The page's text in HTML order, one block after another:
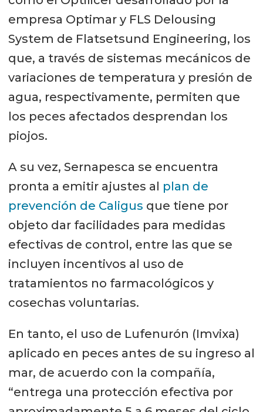
empresa Optimar y FLS Delousing
System de Flatsetsund Engineering, los
que, a través de sistemas mecánicos de
variaciones de temperatura y presión de
agua, respectivamente, permiten que
los peces afectados desprendan los
piojos.
A su vez, Sernapesca se encuentra
pronta a emitir ajustes al plan de
prevención de Caligus que tiene por
objeto dar facilidades para medidas
efectivas de control, entre las que se
incluyen incentivos al uso de
tratamientos no farmacológicos y
cosechas voluntarias.
En tanto, el uso de Lufenurón (Imvixa)
aplicado en peces antes de su ingreso al
mar, de acuerdo con la compañía,
“entrega una protección efectiva por